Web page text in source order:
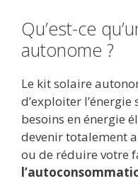
Qu’est-ce
autonome ?
Le kit solaire
d’exploiter
besoins en énergie
devenir totalement
ou de réduire votre